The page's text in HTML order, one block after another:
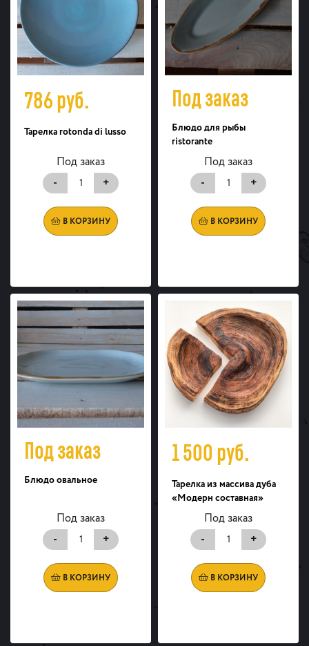
786руб.
Тарелка rotonda di lusso
Под заказ
-
+
В КОРЗИНУ
Под заказ
Блюдо для рыбы
ristorante
Под заказ
-
+
В КОРЗИНУ
Под заказ
Блюдо овальное
Под заказ
-
+
В КОРЗИНУ
1 500руб.
Тарелка из массива дуба
«Модерн составная»
Под заказ
-
+
В КОРЗИНУ